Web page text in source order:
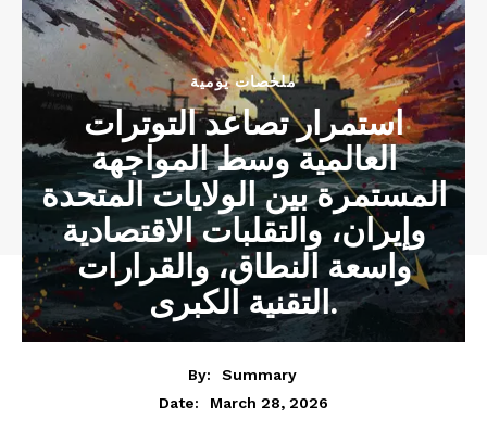
ملخصات يومية
استمرار تصاعد التوترات
العالمية وسط المواجهة
المستمرة بين الولايات المتحدة
وإيران، والتقلبات الاقتصادية
واسعة النطاق، والقرارات
التقنية الكبرى.
By:
Summary
Date:
March 28, 2026